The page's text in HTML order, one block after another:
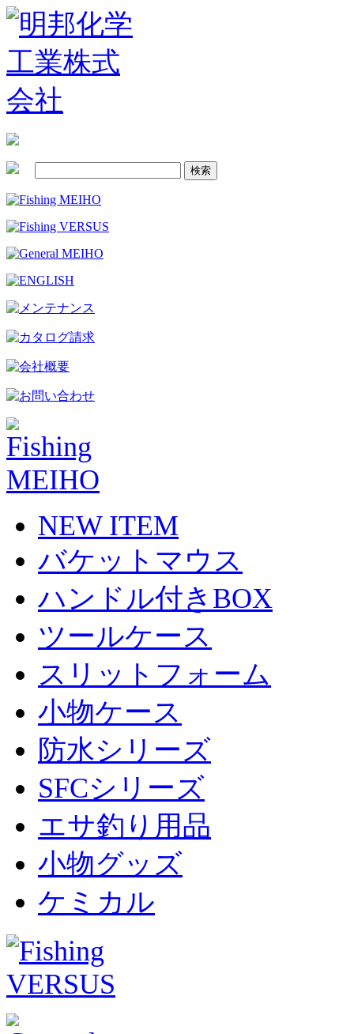
NEW ITEM
バケットマウス
ハンドル付きBOX
ツールケース
スリットフォーム
小物ケース
防水シリーズ
SFCシリーズ
エサ釣り用品
小物グッズ
ケミカル